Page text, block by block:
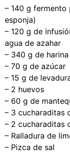
– 140 g fermento
esponja)
– 120 g de
agua de azahar
– 340 g de
– 70 g de azúcar
– 15 g de
– 2 huevos
– 60 g de
– 3 cucharaditas
– 2 cucharaditas
– Ralladura de
– Pizca de sal